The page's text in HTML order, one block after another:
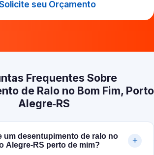
seu Orçamento
Frequentes Sobre
de Ralo no Bom Fim, Porto
Alegre‑RS
um desentupimento de ralo no
Alegre‑RS perto de mim?